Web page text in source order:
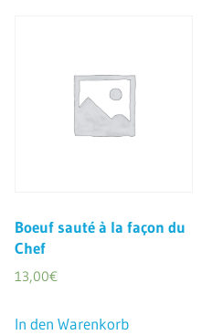
Boeuf sauté à la façon du
Chef
13,00€
In den Warenkorb